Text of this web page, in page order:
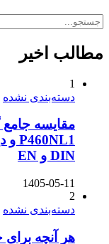
مطالب اخیر
1
دسته‌بندی نشده
DIN و EN
1405-05-11
2
دسته‌بندی نشده